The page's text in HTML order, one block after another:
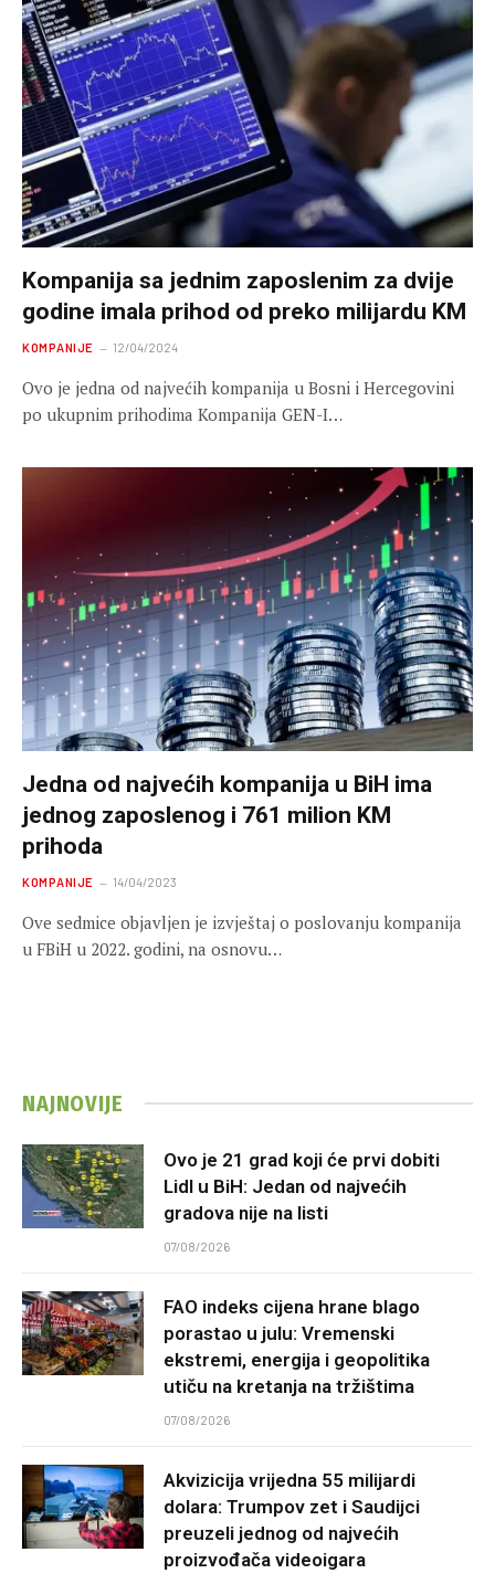
Kompanija sa jednim zaposlenim za dvije
godine imala prihod od preko milijardu KM
KOMPANIJE 12/04/2024
Ovo je jedna od najvećih kompanija u Bosni i Hercegovini
po ukupnim prihodima Kompanija GEN-I…
Jedna od najvećih kompanija u BiH ima
jednog zaposlenog i 761 milion KM
prihoda
KOMPANIJE 14/04/2023
Ove sedmice objavljen je izvještaj o poslovanju kompanija
u FBiH u 2022. godini, na osnovu…
NAJNOVIJE
Ovo je 21 grad koji će prvi dobiti
Lidl u BiH: Jedan od najvećih
gradova nije na listi
07/08/2026
FAO indeks cijena hrane blago
porastao u julu: Vremenski
ekstremi, energija i geopolitika
utiču na kretanja na tržištima
07/08/2026
Akvizicija vrijedna 55 milijardi
dolara: Trumpov zet i Saudijci
preuzeli jednog od najvećih
proizvođača videoigara